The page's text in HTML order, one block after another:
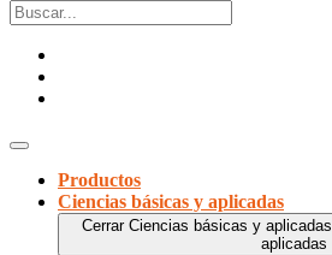
Productos
Ciencias básicas y aplicadas
Cerrar Ciencias básicas y aplicadas
aplicadas